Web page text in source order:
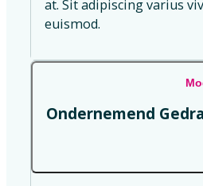
at. Sit adipiscing varius
euismod.
Ondernemend